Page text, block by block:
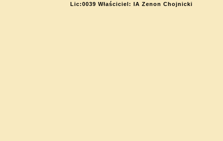
Lic:0039 Właściciel: IA Zenon Chojnicki